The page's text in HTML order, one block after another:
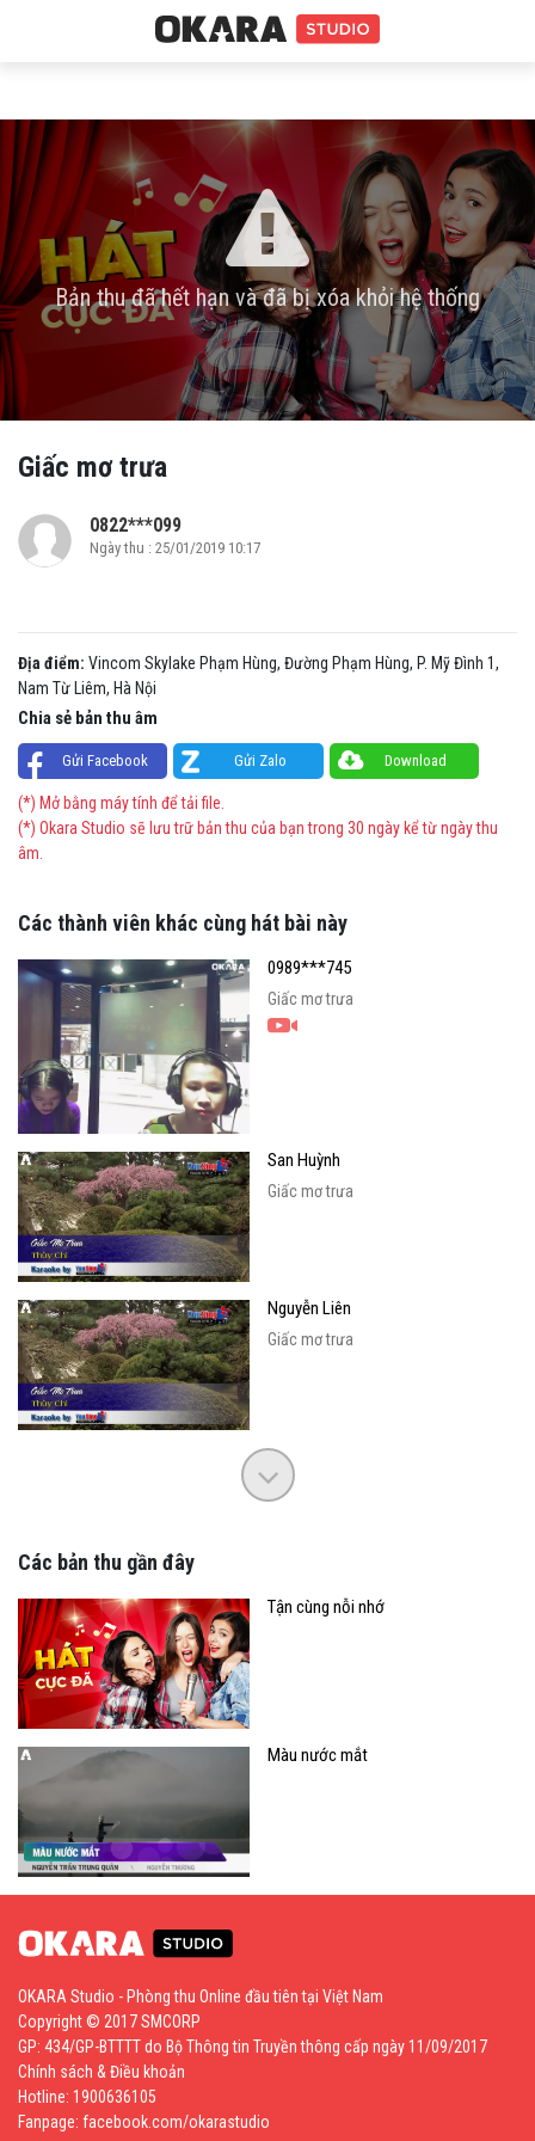
Bản thu đã hết hạn và đã bị xóa khỏi hệ thống
Giấc mơ trưa
0822***099
Ngày thu : 25/01/2019 10:17
Địa điểm: Vincom Skylake Phạm Hùng, Đường Phạm Hùng, P. Mỹ Đình 1,
Nam Từ Liêm, Hà Nội
Chia sẻ bản thu âm
Gửi Facebook Gửi Zalo Download
(*) Mở bằng máy tính để tải file.
(*) Okara Studio sẽ lưu trữ bản thu của bạn trong 30 ngày kể từ ngày thu
âm.
Các thành viên khác cùng hát bài này
0989***745
Giấc mơ trưa
San Huỳnh
Giấc mơ trưa
Nguyễn Liên
Giấc mơ trưa
Các bản thu gần đây
Tận cùng nỗi nhớ
Màu nước mắt
OKARA Studio - Phòng thu Online đầu tiên tại Việt Nam
Copyright © 2017 SMCORP
GP: 434/GP-BTTTT do Bộ Thông tin Truyền thông cấp ngày 11/09/2017
Chính sách & Điều khoản
Hotline: 1900636105
Fanpage: facebook.com/okarastudio